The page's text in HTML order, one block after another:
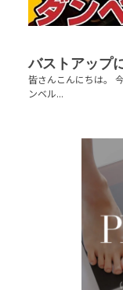
バストアップ
皆さんこんにちは。
ンベル...